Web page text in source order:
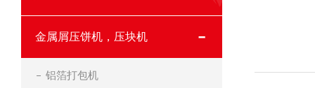
金属屑压饼机，压块机
铝箔打包机